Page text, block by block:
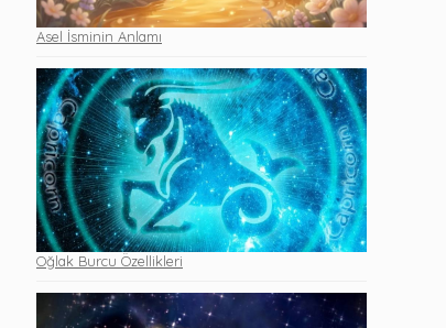
Asel İsminin Anlamı
Oğlak Burcu Özellikleri